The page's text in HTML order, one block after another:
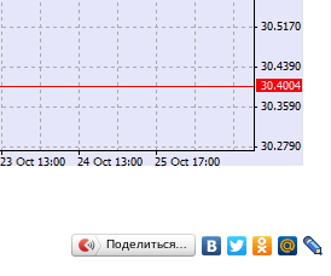
Поделиться…